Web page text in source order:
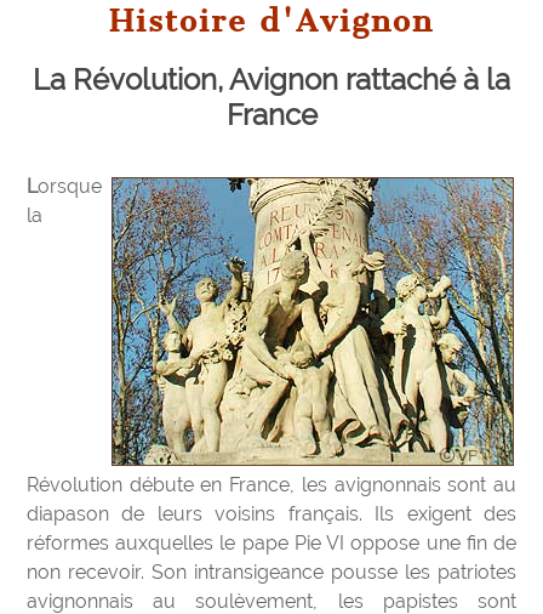
Histoire d'Avignon
La Révolution, Avignon rattaché à la
France
Lorsque
la
Révolution débute en France, les avignonnais sont au
diapason de leurs voisins français. Ils exigent des
réformes auxquelles le pape Pie VI oppose une fin de
non recevoir. Son intransigeance pousse les patriotes
avignonnais au soulèvement, les papistes sont